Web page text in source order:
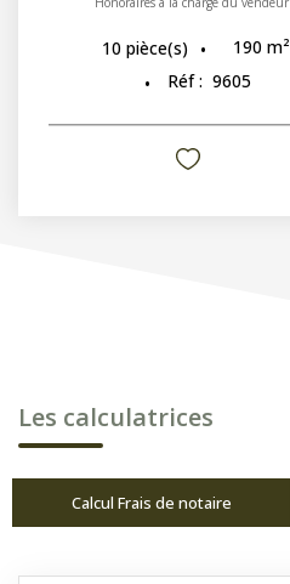
10 pièce(s) 190 m²
Réf : 9605
Les calculatrices
Calcul Frais de notaire